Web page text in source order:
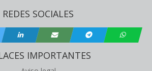
REDES SOCIALES
IMPORTANTES